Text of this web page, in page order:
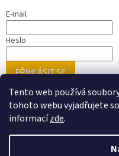
Tento web používá
tohoto webu vyjadřujete
informacízde.
E-mail
Heslo
PŘIHLÁSIT SE
Nová registraceZapomenuté